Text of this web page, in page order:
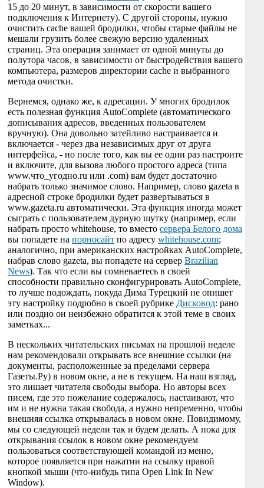
15 до 20 минут, в зависимости от скорости вашего
подключения к Интернету). С другой стороны, нужно
очистить cache вашей бродилки, чтобы старые файлы не
мешали грузить более свежую версию удаленных
страниц. Эта операция занимает от одной минуты до
полутора часов, в зависимости от быстродействия вашего
компьютера, размеров директории cache и выбранного
метода очистки.
Вернемся, однако же, к адресации. У многих бродилок
есть полезная функция AutoComplete (автоматического
дописывания адресов, введенных пользователем
вручную). Она довольно затейливо настраивается и
включается - через два независимых друг от друга
интерфейса, - но после того, как вы ее один раз настроите
и включите, для вызова любого простого адреса (типа
www.что_угодно.ru или .com) вам будет достаточно
набрать только значимое слово. Например, слово gazeta в
адресной строке бродилки будет развертываться в
www.gazeta.ru автоматически. Эта функция иногда может
сыграть с пользователем дурную шутку (например, если
набрать просто whitehouse, то вместо сервера Белого дома
вы попадете на порносайт по адресу whitehouse.com;
аналогично, при американских настройках AutoComplete,
набрав слово gazeta, вы попадете на сервер Brazilian
News). Так что если вы сомневаетесь в своей
способности правильно сконфигурировать AutoComplete,
то лучше подождать, покуда Дима Турецкий не опишет
эту настройку подробно в своей рубрике Дисковод: рано
или поздно он неизбежно обратится к этой теме в своих
заметках...
В нескольких читательских письмах на прошлой неделе
нам рекомендовали открывать все внешние ссылки (на
документы, расположенные за пределами сервера
Газеты.Ру) в новом окне, а не в текущем. На наш взгляд,
это лишает читателя свободы выбора. Но авторы всех
писем, где это пожелание содержалось, настаивают, что
им и не нужна такая свобода, а нужно непременно, чтобы
внешняя ссылка открывалась в новом окне. Повидимому,
мы со следующей недели так и будем делать. А пока для
открывания ссылок в новом окне рекомендуем
пользоваться соответствующей командой из меню,
которое появляется при нажатии на ссылку правой
кнопкой мыши (что-нибудь типа Open Link In New
Window).